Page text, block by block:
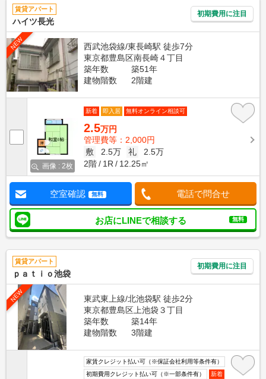
賃貸アパート
ハイツ長光
初期費用に注目
NEW
西武池袋線/東長崎駅 徒歩7分
東京都豊島区南長崎４丁目
築年数
築51年
建物階数
2階建
画像 : 2枚
新着 即入居 無料オンライン相談可
2.5万円
管理費等：2,000円
敷
2.5万 礼
2.5万
2階
1R 12.25㎡
空室確認 無料 電話で問合せ
お店にLINEで相談する 無料
賃貸アパート
ｐａｔｉｏ池袋
初期費用に注目
NEW
東武東上線/北池袋駅 徒歩2分
東京都豊島区上池袋３丁目
築年数
築14年
建物階数
3階建
家賃クレジット払い可（※保証会社利用等条件有）
初期費用クレジット払い可（※一部条件有）
新着